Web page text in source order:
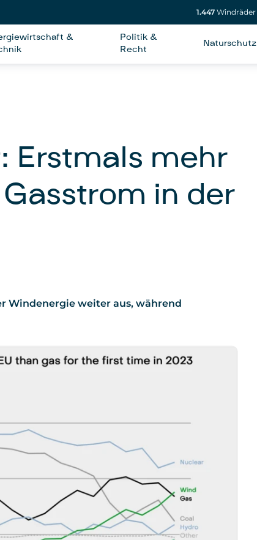
1.447 Windräder
&
Politik &
Recht
Naturschutz
Erstmals mehr
in der
Windenergie weiter aus, während